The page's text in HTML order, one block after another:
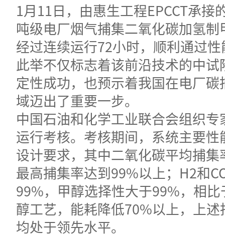
1月11日，由惠生工程EPCCT承接
吨级电厂烟气捕集二氧化碳加氢
经过连续运行72小时，顺利通过
此举不仅标志着该前沿技术的中
定性成功，也预示着我国在电厂
域迈出了重要一步。
中国石油和化学工业联合会组织
运行考核。考核期间，系统主要
设计要求，其中二氧化碳平均捕
最高捕集率达到99%以上；H2和
99%，甲醇选择性大于99%，相
醇工艺，能耗降低70%以上，上
均处于领先水平。